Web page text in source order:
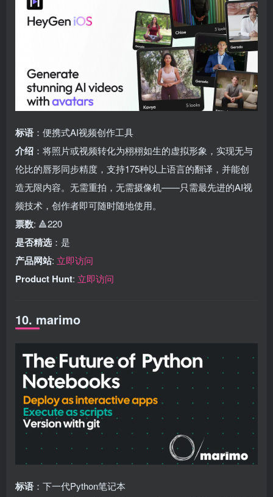
标语 ：便携式AI视频创作工具
介绍 ：将照片或视频转化为栩栩如生的虚拟形象，实现无与
伦比的唇形同步精度，支持175种以上语言的翻译，并能创
造无限内容。无需重拍，无需摄像机——只需最先进的AI视
频技术，创作者即可随时随地使用。
票数: 🔺220
是否精选 ：是
产品网站: 立即访问
Product Hunt: 立即访问
10. marimo
标语 ：下一代Python笔记本